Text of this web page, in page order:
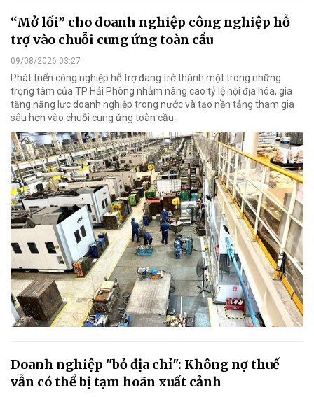
“Mở lối” cho doanh nghiệp công nghiệp hỗ
trợ vào chuỗi cung ứng toàn cầu
09/08/2026 03:27
Phát triển công nghiệp hỗ trợ đang trở thành một trong những
trọng tâm của TP Hải Phòng nhằm nâng cao tỷ lệ nội địa hóa, gia
tăng năng lực doanh nghiệp trong nước và tạo nền tảng tham gia
sâu hơn vào chuỗi cung ứng toàn cầu.
Doanh nghiệp "bỏ địa chỉ": Không nợ thuế
vẫn có thể bị tạm hoãn xuất cảnh